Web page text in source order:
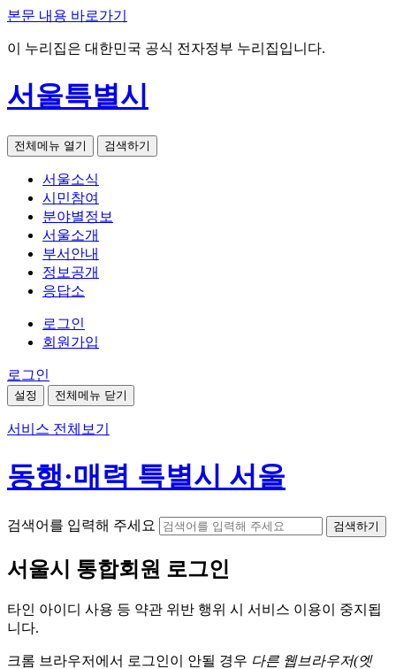
본문 내용 바로가기
이 누리집은 대한민국 공식 전자정부 누리집입니다.
서울특별시
전체메뉴 열기 검색하기
서울소식
시민참여
분야별정보
서울소개
부서안내
정보공개
응답소
로그인
회원가입
로그인
설정 전체메뉴 닫기
서비스 전체보기
동행·매력 특별시 서울
검색어를 입력해 주세요 검색하기
서울시 통합회원 로그인
타인 아이디 사용 등 약관 위반 행위 시 서비스 이용이 중지됩
니다.
크롬 브라우저에서 로그인이 안될 경우 다른 웹브라우저(엣